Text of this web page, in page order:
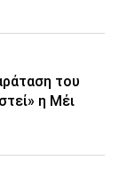
του
η Μέι